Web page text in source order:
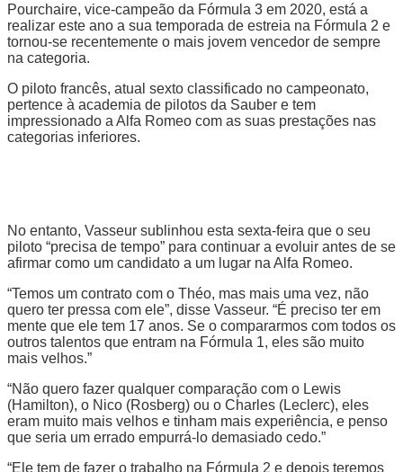
Pourchaire, vice-campeão da Fórmula 3 em 2020, está a
realizar este ano a sua temporada de estreia na Fórmula 2 e
tornou-se recentemente o mais jovem vencedor de sempre
na categoria.
O piloto francês, atual sexto classificado no campeonato,
pertence à academia de pilotos da Sauber e tem
impressionado a Alfa Romeo com as suas prestações nas
categorias inferiores.
No entanto, Vasseur sublinhou esta sexta-feira que o seu
piloto “precisa de tempo” para continuar a evoluir antes de se
afirmar como um candidato a um lugar na Alfa Romeo.
“Temos um contrato com o Théo, mas mais uma vez, não
quero ter pressa com ele”, disse Vasseur. “É preciso ter em
mente que ele tem 17 anos. Se o compararmos com todos os
outros talentos que entram na Fórmula 1, eles são muito
mais velhos.”
“Não quero fazer qualquer comparação com o Lewis
(Hamilton), o Nico (Rosberg) ou o Charles (Leclerc), eles
eram muito mais velhos e tinham mais experiência, e penso
que seria um errado empurrá-lo demasiado cedo.”
“Ele tem de fazer o trabalho na Fórmula 2 e depois teremos